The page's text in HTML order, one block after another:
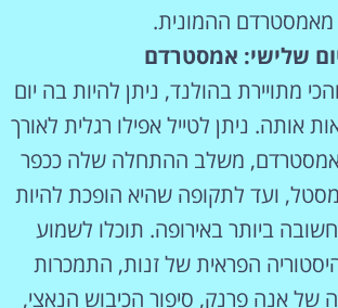
מאמסטרדם ההמונית.
שלישי: אמסטרדם
מתויירת בהולנד, ניתן להיות בה יום
אותה. ניתן לטייל אפילו רגלית לאורך
אמסטרדם, משלב ההתחלה שלה ככפר
ועד לתקופה שהיא הופכת להיות
ביותר באירופה. תוכלו לשמוע
הפראית של זנות, התמכרות
של אנה פרנק, סיפור הכיבוש הנאצי,